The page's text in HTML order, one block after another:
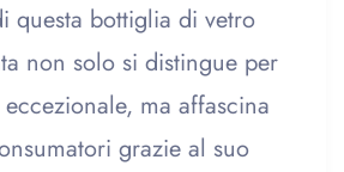
questa bottiglia di vetro
non solo si distingue per
ma affascina
grazie al suo